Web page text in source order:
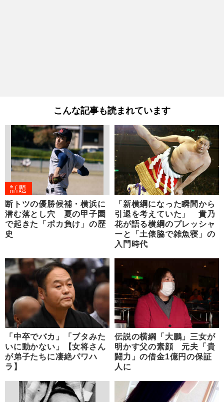
こんな記事も読まれています
話題
断トツの優勝候補・横浜に
潜む落とし穴 夏の甲子園
で起きた「ポカ負け」の歴
史
「新横綱になった瞬間から
引退を考えていた」 貴乃
花が語る横綱のプレッシャ
ーと「土俵脇で雑魚寝」の
入門時代
「中卒でバカ」「ブタみた
いに動かない」【女将さん
が弟子たちに凄絶パワハ
ラ】
伝説の横綱「大鵬」三女が
明かす父の素顔 元夫「貴
闘力」の借金1億円の保証
人に